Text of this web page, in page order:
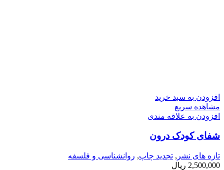
افزودن به سبد خرید
مشاهده سریع
افزودن به علاقه مندی
شفای کودک درون
تازه های نشر , تجدید چاپ, روانشناسی و فلسفه
2,500,000 ریال